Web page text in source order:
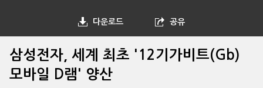
다운로드 공유
삼성전자, 세계 최초 '12기가비트(Gb)
모바일 D램' 양산